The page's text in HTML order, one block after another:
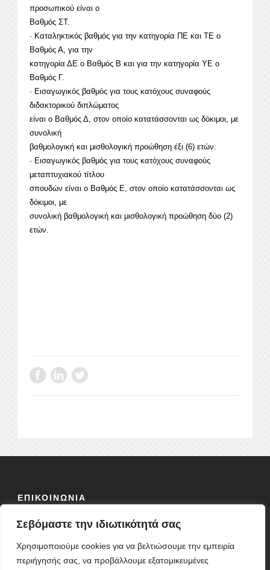
Σεβόμαστε την ιδιωτικότητά σας
Χρησιμοποιούμε cookies για να βελτιώσουμε την εμπειρία
περιήγησής σας, να προβάλλουμε εξατομικευμένες
προσωπικού είναι ο
Βαθμός ΣΤ.
· Καταληκτικός βαθμός για την κατηγορία ΠΕ και ΤΕ ο
Βαθμός Α, για την
κατηγορία ΔΕ ο Βαθμός Β και για την κατηγορία ΥΕ ο
Βαθμός Γ.
· Εισαγωγικός βαθμός για τους κατόχους συναφούς
διδακτορικού διπλώματος
είναι ο Βαθμός Δ, στον οποίο κατατάσσονται ως δόκιμοι, με
συνολική
βαθμολογική και μισθολογική προώθηση έξι (6) ετών.
· Εισαγωγικός βαθμός για τους κατόχους συναφούς
μεταπτυχιακού τίτλου
σπουδών είναι ο Βαθμός Ε, στον οποίο κατατάσσονται ως
δόκιμοι, με
συνολική βαθμολογική και μισθολογική προώθηση δύο (2)
ετών.
ΕΠΙΚΟΙΝΩΝΙΑ
ΟΔΟΣ:ΦΕΙΔΙΟΥ 10 Τ.Κ 10678
ΤΗΛ: 2103838304
ΦΑΞ: 2103827864